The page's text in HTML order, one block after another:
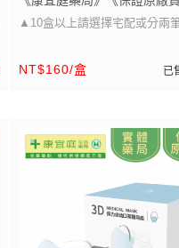
▲10盒以上請選擇宅配或分兩
口罩大小可以參考圖片的尺寸~
NT$160/盒 已